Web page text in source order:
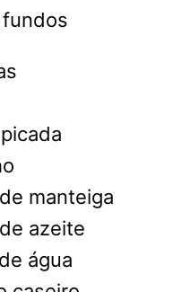
manteiga
azeite
água